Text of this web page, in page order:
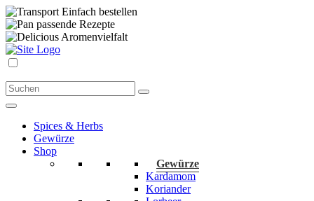
Einfach bestellen
passende Rezepte
Aromenvielfalt
Spices & Herbs
Gewürze
Shop
Gewürze
Kardamom
Koriander